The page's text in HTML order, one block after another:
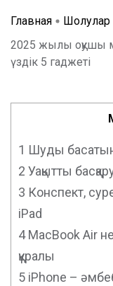
Главная
Шолулар
2025 жылы оқушы
үздік 5 гаджеті
1 Шуды
2 Уақытты
3 Конспект,
iPad
4MacBook Air
құралы
5 iPhone –